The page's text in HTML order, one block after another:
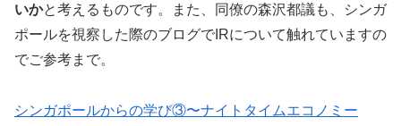
いかと考えるものです。また、同僚の森沢都議も、シンガ
ポールを視察した際のブログでIRについて触れていますの
でご参考まで。
シンガポールからの学び③〜ナイトタイムエコノミー